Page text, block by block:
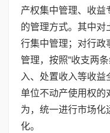
产权集中管理、收益
的管理方式。其中对
行集中管理；对行政
管理，按照“收支两
入、处置收入等收益
单位不动产使用权的
为，统一进行市场化
化。